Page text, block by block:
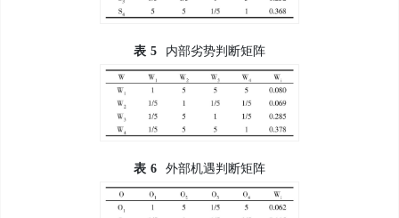
表 5 内部劣势判断矩阵
表 6 外部机遇判断矩阵